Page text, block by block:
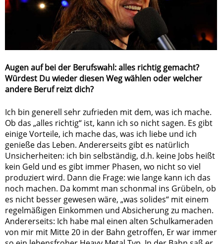
Augen auf bei der Berufswahl: alles richtig gemacht?
Würdest Du wieder diesen Weg wählen oder welcher
andere Beruf reizt dich?
Ich bin generell sehr zufrieden mit dem, was ich mache.
Ob das „alles richtig“ ist, kann ich so nicht sagen. Es gibt
einige Vorteile, ich mache das, was ich liebe und ich
genieße das Leben. Andererseits gibt es natürlich
Unsicherheiten: ich bin selbständig, d.h. keine Jobs heißt
kein Geld und es gibt immer Phasen, wo nicht so viel
produziert wird. Dann die Frage: wie lange kann ich das
noch machen. Da kommt man schonmal ins Grübeln, ob
es nicht besser gewesen wäre, „was solides“ mit einem
regelmäßigen Einkommen und Absicherung zu machen.
Andererseits: Ich habe mal einen alten Schulkameraden
von mir mit Mitte 20 in der Bahn getroffen, Er war immer